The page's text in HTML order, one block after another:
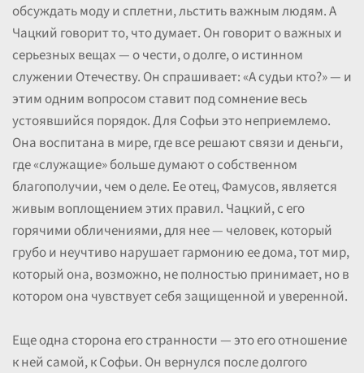
обсуждать моду и сплетни, льстить важным людям. А
Чацкий говорит то, что думает. Он говорит о важных и
серьезных вещах — о чести, о долге, о истинном
служении Отечеству. Он спрашивает: «А судьи кто?» — и
этим одним вопросом ставит под сомнение весь
устоявшийся порядок. Для Софьи это неприемлемо.
Она воспитана в мире, где все решают связи и деньги,
где «служащие» больше думают о собственном
благополучии, чем о деле. Ее отец, Фамусов, является
живым воплощением этих правил. Чацкий, с его
горячими обличениями, для нее — человек, который
грубо и неучтиво нарушает гармонию ее дома, тот мир,
который она, возможно, не полностью принимает, но в
котором она чувствует себя защищенной и уверенной.
Еще одна сторона его странности — это его отношение
к ней самой, к Софьи. Он вернулся после долгого